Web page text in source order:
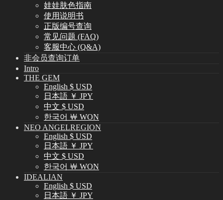
娃娃肤色指南
使用说明书
正版编号查询
常见问题 (FAQ)
客服中心 (Q&A)
非会员查询订单
Intro
THE GEM
English $ USD
日本語 ￥ JPY
中文 $ USD
한국어 ￦ WON
NEO ANGELREGION
English $ USD
日本語 ￥ JPY
中文 $ USD
한국어 ￦ WON
IDEALIAN
English $ USD
日本語 ￥ JPY